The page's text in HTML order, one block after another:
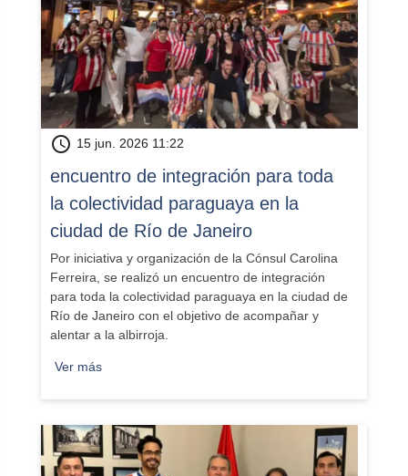
schedule 15 jun. 2026 11:22
encuentro de integración para toda
la colectividad paraguaya en la
ciudad de Río de Janeiro
Por iniciativa y organización de la Cónsul Carolina
Ferreira, se realizó un encuentro de integración
para toda la colectividad paraguaya en la ciudad de
Río de Janeiro con el objetivo de acompañar y
alentar a la albirroja.
Ver más